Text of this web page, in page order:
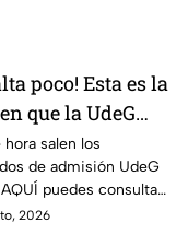
poco! Esta es la
que la UdeG
los resultados
2026 y
hora salen los
de admisión UdeG
puedes consultar
este lunes 10 de
2026